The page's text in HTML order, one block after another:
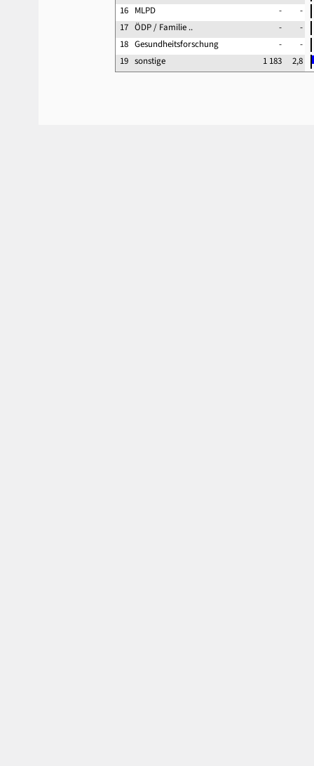
16 MLPD -
-
17 ÖDP / Familie .. -
-
18 Gesundheitsforschung -
-
19 sonstige 1 183 2,8